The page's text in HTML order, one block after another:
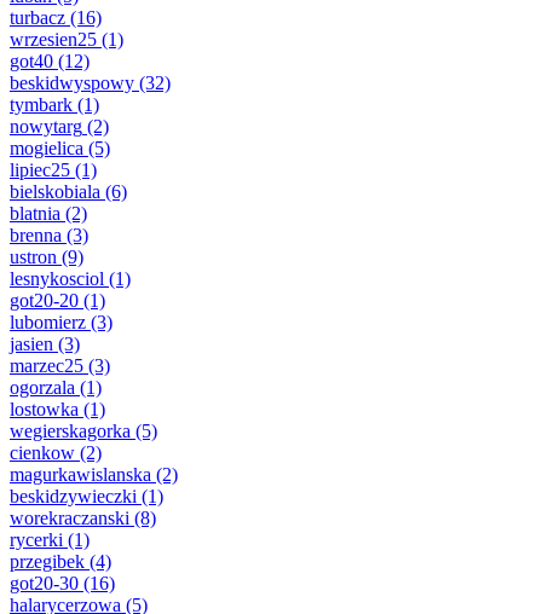
turbacz (16)
wrzesien25 (1)
got40 (12)
beskidwyspowy (32)
tymbark (1)
nowytarg (2)
mogielica (5)
lipiec25 (1)
bielskobiala (6)
blatnia (2)
brenna (3)
ustron (9)
lesnykosciol (1)
got20-20 (1)
lubomierz (3)
jasien (3)
marzec25 (3)
ogorzala (1)
lostowka (1)
wegierskagorka (5)
cienkow (2)
magurkawislanska (2)
beskidzywieczki (1)
worekraczanski (8)
rycerki (1)
przegibek (4)
got20-30 (16)
halarycerzowa (5)